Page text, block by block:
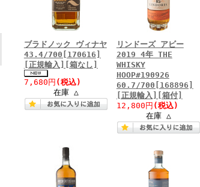
ブラドノック ヴィナヤ
43.4/700[170616]
[正規輸入][箱なし]
7,680円 (税込)
在庫 △
リンドーズ アビー
2019 4年 THE
WHISKY
HOOP#190926
60.7/700[168896]
[正規輸入][箱付]
12,800円 (税込)
在庫 △